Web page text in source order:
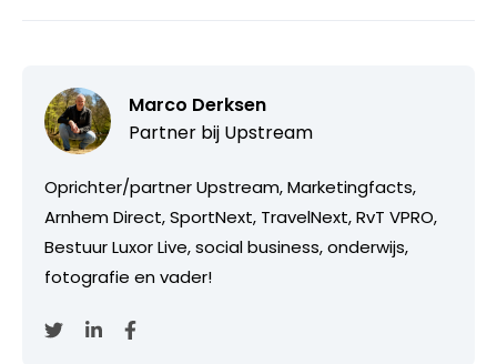
Marco Derksen
Partner bij Upstream
Oprichter/partner Upstream, Marketingfacts,
Arnhem Direct, SportNext, TravelNext, RvT VPRO,
Bestuur Luxor Live, social business, onderwijs,
fotografie en vader!